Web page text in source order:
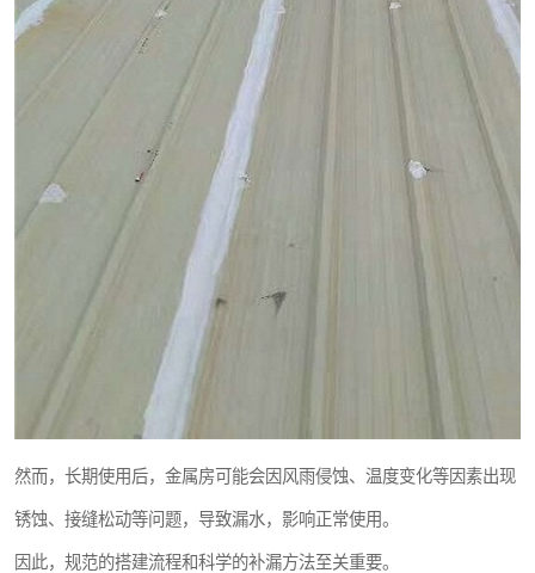
然而，长期使用后，金属房可能会因风雨侵蚀、温度变化等因素出现
锈蚀、接缝松动等问题，导致漏水，影响正常使用。
因此，规范的搭建流程和科学的补漏方法至关重要。